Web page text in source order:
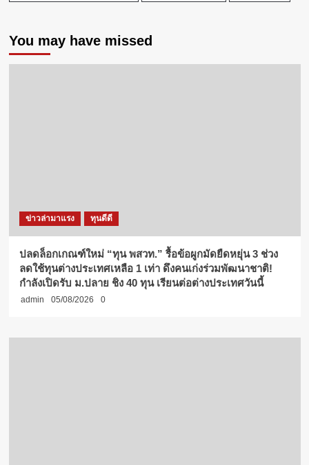
You may have missed
ข่าวล่ามาแรง ทุนดีดี
ปลดล็อกเกณฑ์ใหม่ “ทุน พสวท.” รื้อข้อผูกมัดยืดหยุ่น 3 ช่วง
ลดใช้ทุนต่างประเทศเหลือ 1 เท่า ดึงคนเก่งร่วมพัฒนาชาติ!
กำลังเปิดรับ ม.ปลาย ชิง 40 ทุน เรียนต่อต่างประเทศวันนี้
admin 05/08/2026 0